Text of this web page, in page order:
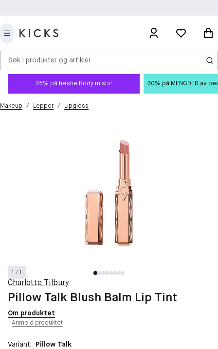
Søk i produkter og artikler
25% på freshe Body mists! 30% på MENGDER av
Makeup / Lepper / Lipgloss
1 / 1
Charlotte Tilbury
Pillow Talk Blush Balm Lip Tint
Om produktet
Anmeld produktet
Variant: Pillow Talk